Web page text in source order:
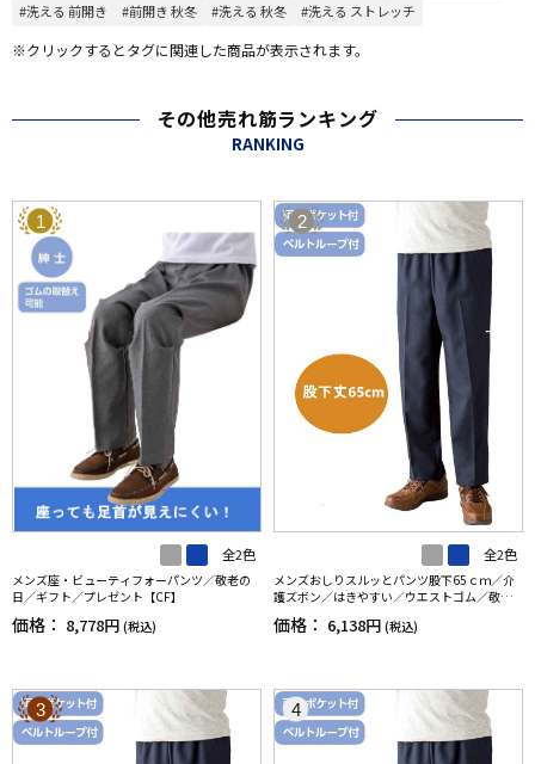
#洗える 前開き
#前開き 秋冬 #洗える 秋冬 #洗える ストレッチ
※クリックするとタグに関連した商品が表示されます。
その他売れ筋ランキング
RANKING
1
全2色
メンズ座・ビューティフォーパンツ／敬老の
日／ギフト／プレゼント【CF】
価格： 8,778円 (税込)
2
全2色
メンズおしりスルッとパンツ股下65ｃｍ／介
護ズボン／はきやすい／ウエストゴム／敬老
の日／ギフト／プレゼント【CF】
価格： 6,138円 (税込)
3 4